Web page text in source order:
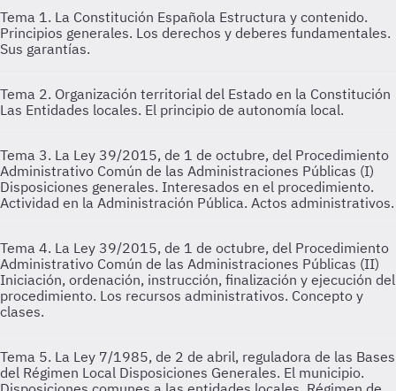
Tema 1. La Constitución Española Estructura y contenido.
Principios generales. Los derechos y deberes fundamentales.
Sus garantías.
Tema 2. Organización territorial del Estado en la Constitución
Las Entidades locales. El principio de autonomía local.
Tema 3. La Ley 39/2015, de 1 de octubre, del Procedimiento
Administrativo Común de las Administraciones Públicas (I)
Disposiciones generales. Interesados en el procedimiento.
Actividad en la Administración Pública. Actos administrativos.
Tema 4. La Ley 39/2015, de 1 de octubre, del Procedimiento
Administrativo Común de las Administraciones Públicas (II)
Iniciación, ordenación, instrucción, finalización y ejecución del
procedimiento. Los recursos administrativos. Concepto y
clases.
Tema 5. La Ley 7/1985, de 2 de abril, reguladora de las Bases
del Régimen Local Disposiciones Generales. El municipio.